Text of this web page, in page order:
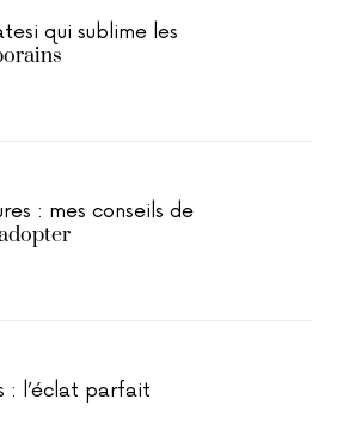
qui sublime les
: mes conseils de
: l’éclat parfait